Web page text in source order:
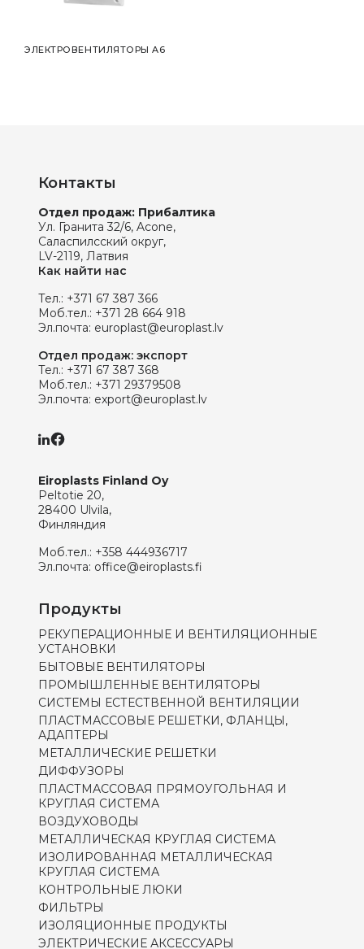
ЭЛЕКТРОВЕНТИЛЯТОРЫ A6
Контакты
Отдел продаж: Прибалтика
Ул. Гранита 32/6, Acone,
Саласпилсский округ,
LV-2119, Латвия
Как найти нас
Тел.: +371 67 387 366
Моб.тел.: +371 28 664 918
Эл.почта: europlast@europlast.lv
Отдел продаж: экспорт
Тел.: +371 67 387 368
Моб.тел.: +371 29379508
Эл.почта: export@europlast.lv
Eiroplasts Finland Oy
Peltotie 20,
28400 Ulvila,
Финляндия
Моб.тел.: +358 444936717
Эл.почта: office@eiroplasts.fi
Продукты
РЕКУПЕРАЦИОННЫЕ И ВЕНТИЛЯЦИОННЫЕ
УСТАНОВКИ
БЫТОВЫЕ ВЕНТИЛЯТОРЫ
ПРОМЫШЛЕННЫЕ ВЕНТИЛЯТОРЫ
СИСТЕМЫ ЕСТЕСТВЕННОЙ ВЕНТИЛЯЦИИ
ПЛАСТМАССОВЫЕ РЕШЕТКИ, ФЛАНЦЫ,
АДАПТЕРЫ
МЕТАЛЛИЧЕСКИЕ РЕШЕТКИ
ДИФФУЗОРЫ
ПЛАСТМАССОВАЯ ПРЯМОУГОЛЬНАЯ И
КРУГЛАЯ СИСТЕМА
ВОЗДУХОВОДЫ
МЕТАЛЛИЧЕСКАЯ КРУГЛАЯ СИСТЕМА
ИЗОЛИРОВАННАЯ МЕТАЛЛИЧЕСКАЯ
КРУГЛАЯ СИСТЕМА
КОНТРОЛЬНЫЕ ЛЮКИ
ФИЛЬТРЫ
ИЗОЛЯЦИОННЫЕ ПРОДУКТЫ
ЭЛЕКТРИЧЕСКИЕ АКСЕССУАРЫ